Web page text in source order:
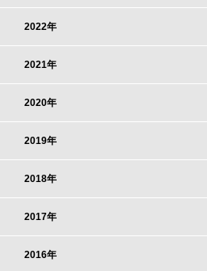
2022年
2021年
2020年
2019年
2018年
2017年
2016年